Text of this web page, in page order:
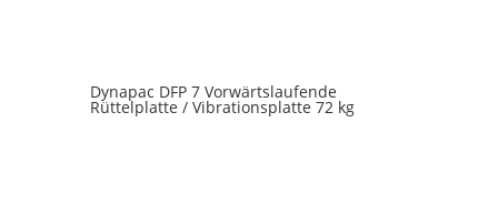
Dynapac DFP 7 Vorwärtslaufende
Rüttelplatte / Vibrationsplatte 72 kg